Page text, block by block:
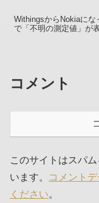
WithingsからNokiaにな
で「不明の測定値」が
コメント
このサイトはスパ
います。
コメント
ください。